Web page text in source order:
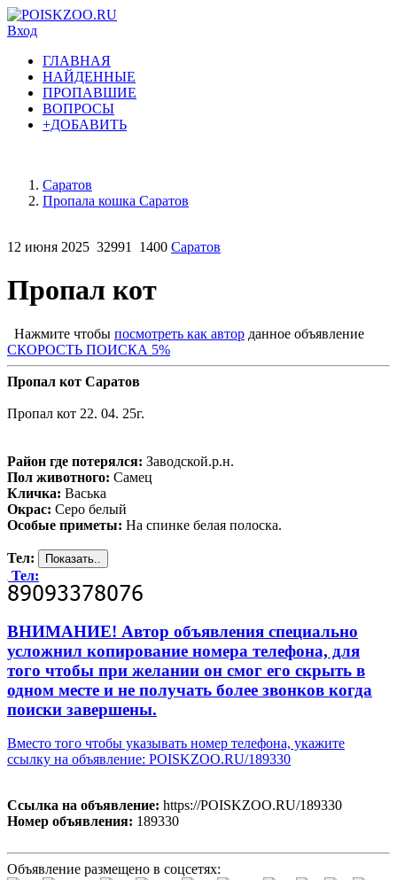
Вход
ГЛАВНАЯ
НАЙДЕННЫЕ
ПРОПАВШИЕ
ВОПРОСЫ
+ДОБАВИТЬ
Саратов
Пропала кошка Саратов
12 июня 2025 32991 1400 Саратов
Пропал кот
Нажмите чтобы посмотреть как автор данное объявление
СКОРОСТЬ ПОИСКА 5%
Пропал кот Саратов
Пропал кот 22. 04. 25г.
Район где потерялся: Заводской.р.н.
Пол животного: Самец
Кличка: Васька
Окрас: Серо белый
Особые приметы: На спинке белая полоска.
Тел:
Тел:
ВНИМАНИЕ! Автор объявления специально
усложнил копирование номера телефона, для
того чтобы при желании он смог его скрыть в
одном месте и не получать более звонков когда
поиски завершены.
Вместо того чтобы указывать номер телефона, укажите
ссылку на объявление: POISKZOO.RU/189330
Ссылка на объявление: https://POISKZOO.RU/189330
Номер объявления: 189330
Объявление размещено в соцсетях: